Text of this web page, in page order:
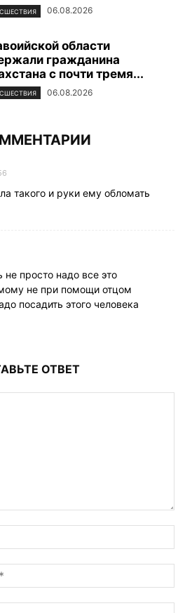
06.08.2026
области
гражданина
с почти тремя...
06.08.2026
такого и руки ему обломать
просто надо все это
не при помощи отцом
посадить этого человека
ОТВЕТ